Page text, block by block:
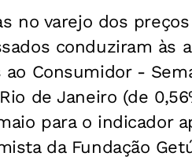
no varejo dos
conduziram às
ao Consumidor -
de Janeiro (de
para o indicador
da Fundação